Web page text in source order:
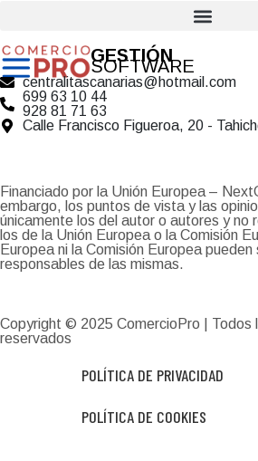
GESTIÓN
SOFTWARE
centralitascanarias@hotmail.com
699 63 10 44
928 81 71 63
Calle Francisco Figueroa, 20 -
Financiado por la Unión Europea –
embargo, los puntos de vista y las
únicamente los del autor o autores y no
los de la Unión Europea o la Comisión
Europea ni la Comisión Europea
responsables de las mismas.
Copyright © 2025 ComercioPro | Todos
reservados
POLÍTICA DE PRIVACIDAD
POLÍTICA DE COOKIES